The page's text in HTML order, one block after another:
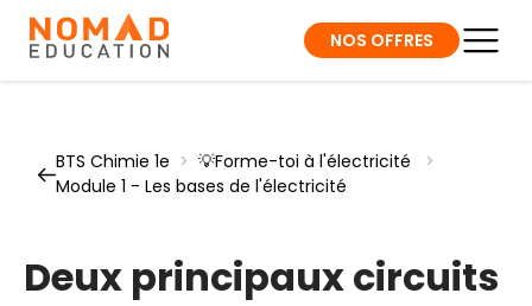
NOS OFFRES
BTS Chimie 1e > 💡Forme-toi à l'électricité
>
Module 1 - Les bases de l'électricité
Deux principaux circuits